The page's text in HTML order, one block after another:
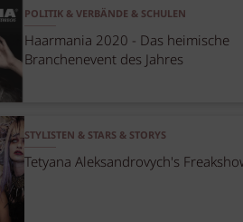
POLITIK & VERBÄNDE & SCHULEN
Haarmania 2020 - Das heimische
Branchenevent des Jahres
STYLISTEN & STARS & STORYS
Tetyana Aleksandrovych's